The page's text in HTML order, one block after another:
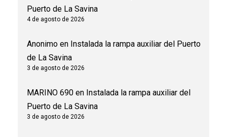
Puerto de La Savina
4 de agosto de 2026
Anonimo en Instalada la rampa auxiliar del Puerto
de La Savina
3 de agosto de 2026
MARINO 690 en Instalada la rampa auxiliar del
Puerto de La Savina
3 de agosto de 2026